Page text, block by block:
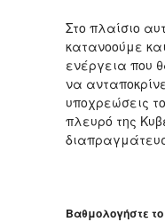
Στο πλαίσιο
κατανοούμε
ενέργεια που
να
υποχρεώσεις
πλευρό της
Βαθμολογήστε